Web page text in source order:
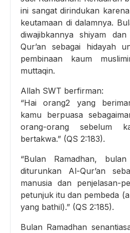
ini sangat dirindukan
keutamaan di dalamnya.
diwajibkannya shiyam
Qur’an sebagai hidayah
pembinaan kaum
muttaqin.
Allah SWT berfirman:
“Hai orang2 yang
kamu berpuasa
orang-orang sebelum
bertakwa.” (QS 2:183).
“Bulan Ramadhan,
diturunkan Al-Qur’an
manusia dan penjelasan-
petunjuk itu dan pembeda
yang bathil).” (QS 2:185).
Bulan Ramadhan